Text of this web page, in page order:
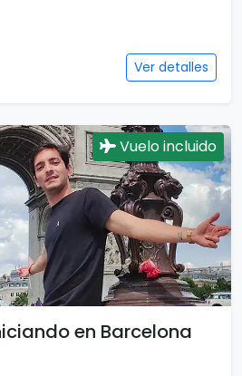
Ver detalles
Vuelo incluido
en Barcelona